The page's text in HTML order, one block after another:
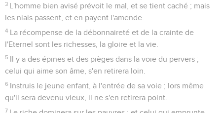
3 L'homme bien avisé prévoit le mal, et se tient caché ; mais
les niais passent, et en payent l'amende.
4 La récompense de la débonnaireté et de la crainte de
l'Eternel sont les richesses, la gloire et la vie.
5 Il y a des épines et des pièges dans la voie du pervers ;
celui qui aime son âme, s'en retirera loin.
6 Instruis le jeune enfant, à l'entrée de sa voie ; lors même
qu'il sera devenu vieux, il ne s'en retirera point.
7